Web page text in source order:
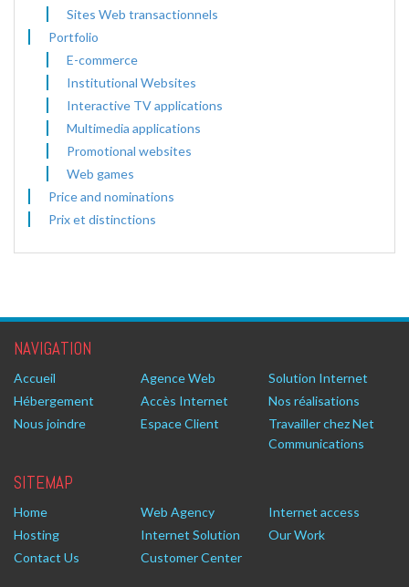
Sites Web transactionnels
Portfolio
E-commerce
Institutional Websites
Interactive TV applications
Multimedia applications
Promotional websites
Web games
Price and nominations
Prix et distinctions
NAVIGATION
Accueil Agence Web
Solution Internet
Hébergement
Accès Internet
Nos réalisations
Nous joindre
Espace Client
Travailler chez Net
Communications
SITEMAP
Home Web Agency
Internet access
Hosting
Internet Solution
Our Work
Contact Us
Customer Center